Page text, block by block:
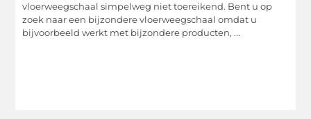
vloerweegschaal simpelweg niet toereikend. Bent u op
zoek naar een bijzondere vloerweegschaal omdat u
bijvoorbeeld werkt met bijzondere producten, ...